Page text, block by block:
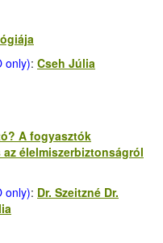
only): Cseh Júlia
A fogyasztók
élelmiszerbiztonságról
only): Dr. Szeitzné Dr.